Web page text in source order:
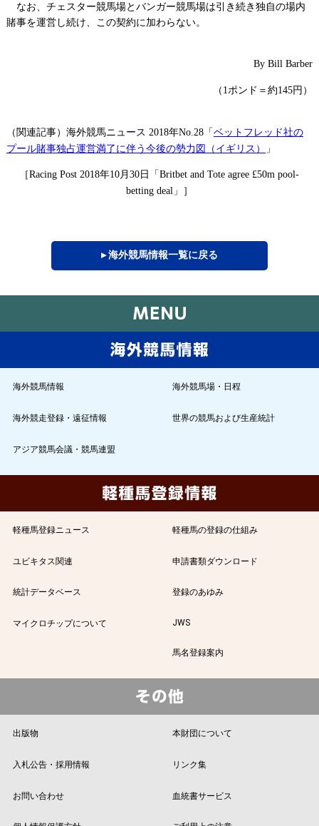
なお、チェスター競馬場とバンガー競馬場は引き続き独自の場内
賭事を運営し続け、この契約に加わらない。
By Bill Barber
（ 1ポンド＝約145円）
（関連記事）海外競馬ニュース 2018年No.28「ベットフレッド社の
プール賭事独占運営満了に伴う今後の勢力図（イギリス）
」
［Racing Post 2018年10月30日「Britbet and Tote agree £50m pool-
betting deal」］
▸ 海外競馬情報一覧に戻る
海外競馬情報 海外競馬場・日程
海外競走登録・遠征情報 世界の競馬および生産統計
アジア競馬会議・競馬連盟
軽種馬登録ニュース 軽種馬の登録の仕組み
ユビキタス関連 申請書類ダウンロード
統計データベース 登録のあゆみ
マイクロチップについて JWS
馬名登録案内
出版物 本財団について
入札公告・採用情報 リンク集
お問い合わせ 血統書サービス